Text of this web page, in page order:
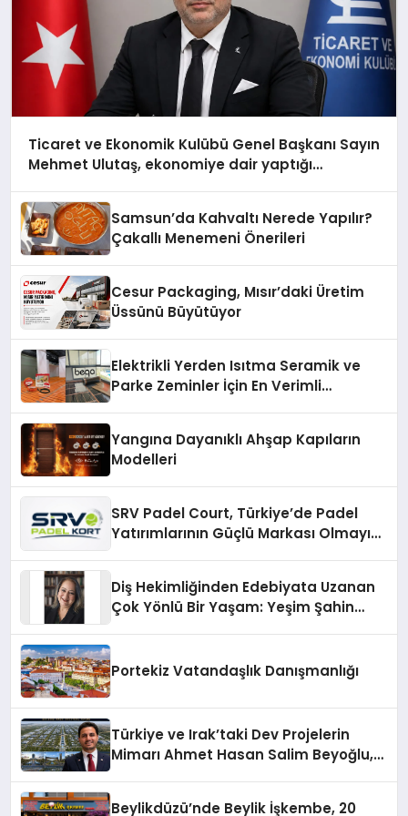
Ticaret ve Ekonomik Kulübü Genel Başkanı Sayın
Mehmet Ulutaş, ekonomiye dair yaptığı
Samsun’da Kahvaltı Nerede Yapılır?
Çakallı Menemeni Önerileri
Cesur Packaging, Mısır’daki Üretim
Üssünü Büyütüyor
Elektrikli Yerden Isıtma Seramik ve
Parke Zeminler İçin En Verimli
Yangına Dayanıklı Ahşap Kapıların
Modelleri
SRV Padel Court, Türkiye’de Padel
Yatırımlarının Güçlü Markası Olmayı
Diş Hekimliğinden Edebiyata Uzanan
Çok Yönlü Bir Yaşam: Yeşim Şahin
Portekiz Vatandaşlık Danışmanlığı
Türkiye ve Irak’taki Dev Projelerin
Mimarı Ahmet Hasan Salim Beyoğlu,
Beylikdüzü’nde Beylik İşkembe, 20